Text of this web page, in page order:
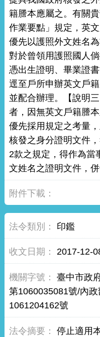
籍謄本應屬之。有關
作業要點」規定，英
優先以護照外文姓名
對於曾領用護照國人
憑出生證明、畢業證
逕至戶所申辦英文戶
並配合辦理。【說明
者，因無英文戶籍謄
優先採用規定之考量
核發之身分證明文件
2款之規定，得作為當
文姓名之證明文件，併
印鑑
2017-12-
臺中市政
第1060035081號/內
1061204162號
停止適用